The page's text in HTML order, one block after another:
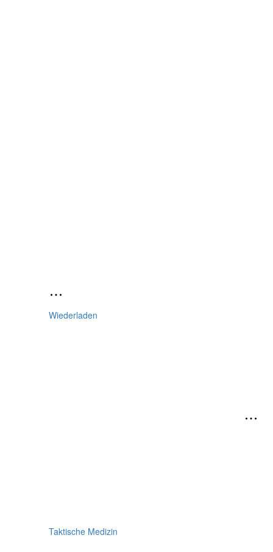
Wiederladen
Taktische Medizin